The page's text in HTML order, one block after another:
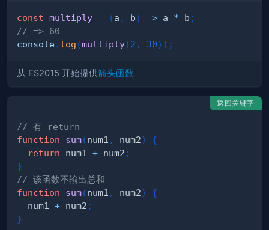
const multiply = (a , b) => a * b ;
// => 60
console. log (multiply(2 , 30) ) ;
从 ES2015 开始提供箭头函数
返回关键字
// 有 return
function
sum(num1 , num2)
{
return num1 + num2 ;
}
// 该函数不输出总和
function
sum(num1 , num2)
{
  num1
+ num2 ;
}